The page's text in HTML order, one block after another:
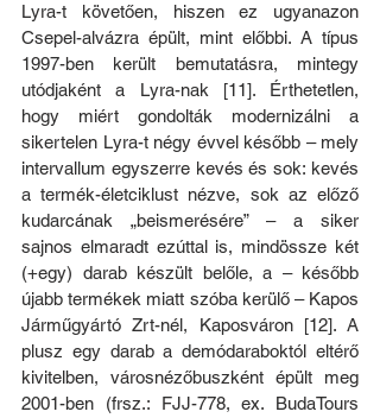
Lyra-t követően, hiszen ez ugyanazon
Csepel-alvázra épült, mint előbbi. A típus
1997-ben került bemutatásra, mintegy
utódjaként a Lyra-nak [11]. Érthetetlen,
hogy miért gondolták modernizálni a
sikertelen Lyra-t négy évvel később – mely
intervallum egyszerre kevés és sok: kevés
a termék-életciklust nézve, sok az előző
kudarcának „beismerésére” – a siker
sajnos elmaradt ezúttal is, mindössze két
(+egy) darab készült belőle, a – később
újabb termékek miatt szóba kerülő – Kapos
Járműgyártó Zrt-nél, Kaposváron [12]. A
plusz egy darab a demódaraboktól eltérő
kivitelben, városnézőbuszként épült meg
2001-ben (frsz.: FJJ-778, ex. BudaTours